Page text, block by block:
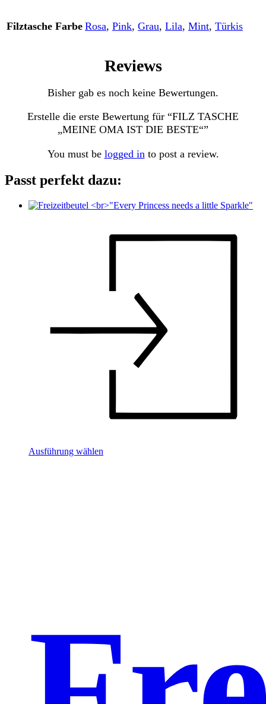
Filztasche Farbe Rosa, Pink, Grau, Lila, Mint, Türkis
Reviews
Bisher gab es noch keine Bewertungen.
Erstelle die erste Bewertung für “FILZ TASCHE
„MEINE OMA IST DIE BESTE“”
You must be logged into post a review.
Passt perfekt dazu:
Ausführung wählen